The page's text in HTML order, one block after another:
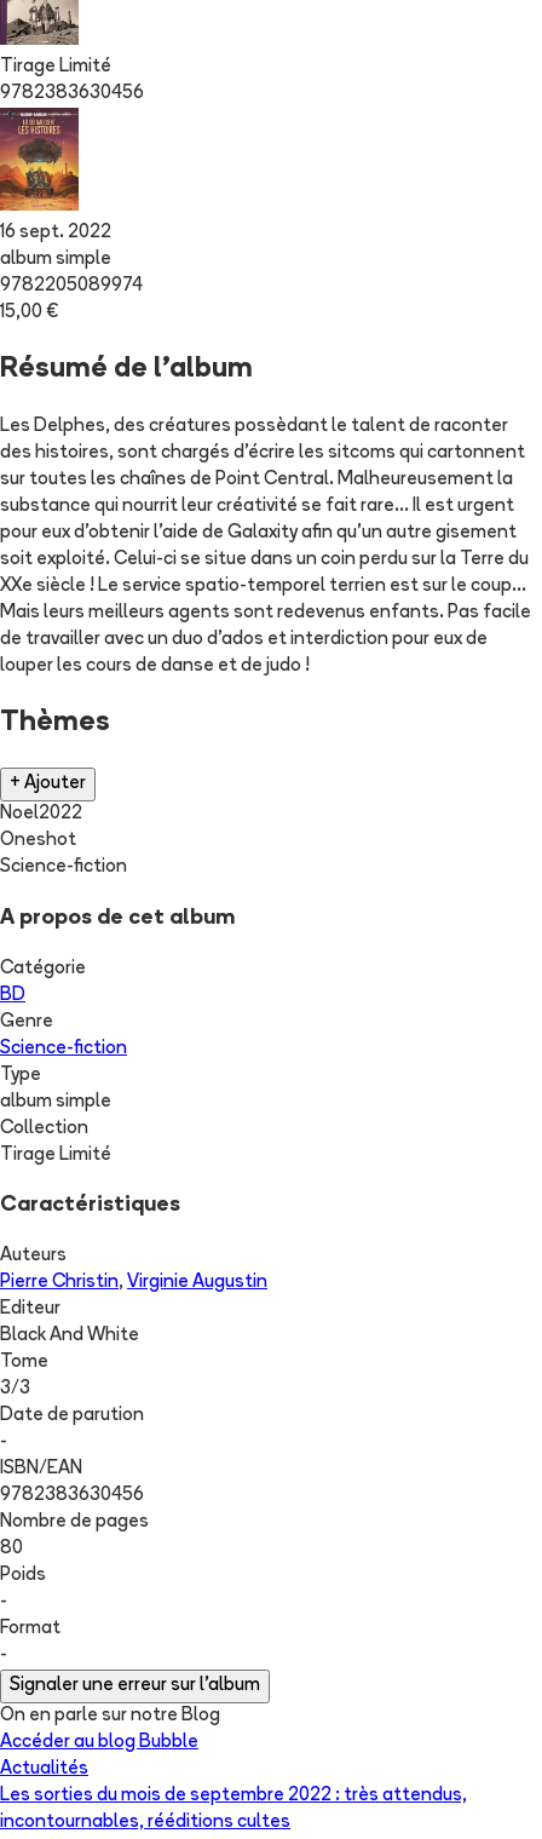
Tirage Limité
9782383630456
16 sept. 2022
album simple
9782205089974
15,00 €
Résumé de l'album
Les Delphes, des créatures possèdant le talent de raconter
des histoires, sont chargés d'écrire les sitcoms qui cartonnent
sur toutes les chaînes de Point Central. Malheureusement la
substance qui nourrit leur créativité se fait rare... Il est urgent
pour eux d'obtenir l'aide de Galaxity afin qu'un autre gisement
soit exploité. Celui-ci se situe dans un coin perdu sur la Terre du
XXe siècle ! Le service spatio-temporel terrien est sur le coup...
Mais leurs meilleurs agents sont redevenus enfants. Pas facile
de travailler avec un duo d'ados et interdiction pour eux de
louper les cours de danse et de judo !
Thèmes
+ Ajouter
Noel2022
Oneshot
Science-fiction
A propos de cet album
Catégorie
BD
Genre
Science-fiction
Type
album simple
Collection
Tirage Limité
Caractéristiques
Auteurs
Pierre Christin, Virginie Augustin
Editeur
Black And White
Tome
3/3
Date de parution
-
ISBN/EAN
9782383630456
Nombre de pages
80
Poids
-
Format
-
Signaler une erreur sur l'album
On en parle sur notre Blog
Accéder au blog Bubble
Actualités
Les sorties du mois de septembre 2022 : très attendus,
incontournables, rééditions cultes